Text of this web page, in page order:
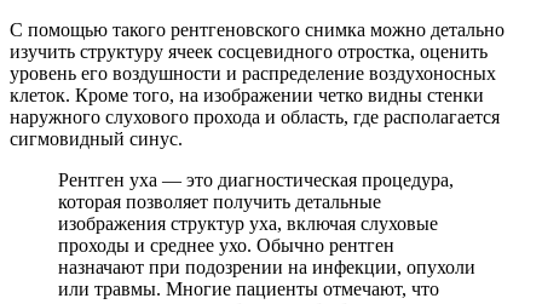
С помощью такого рентгеновского снимка можно детально
изучить структуру ячеек сосцевидного отростка, оценить
уровень его воздушности и распределение воздухоносных
клеток. Кроме того, на изображении четко видны стенки
наружного слухового прохода и область, где располагается
сигмовидный синус.
Рентген уха — это диагностическая процедура,
которая позволяет получить детальные
изображения структур уха, включая слуховые
проходы и среднее ухо. Обычно рентген
назначают при подозрении на инфекции, опухоли
или травмы. Многие пациенты отмечают, что